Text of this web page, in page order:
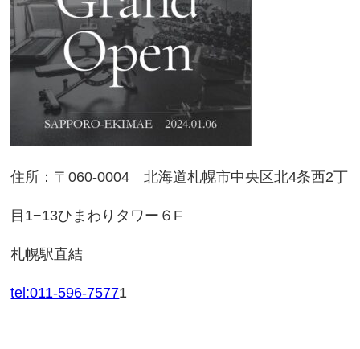
住所：〒060-0004 北海道札幌市中央区北4条西2丁
目1−13ひまわりタワー６F
札幌駅直結
tel:011-596-75771